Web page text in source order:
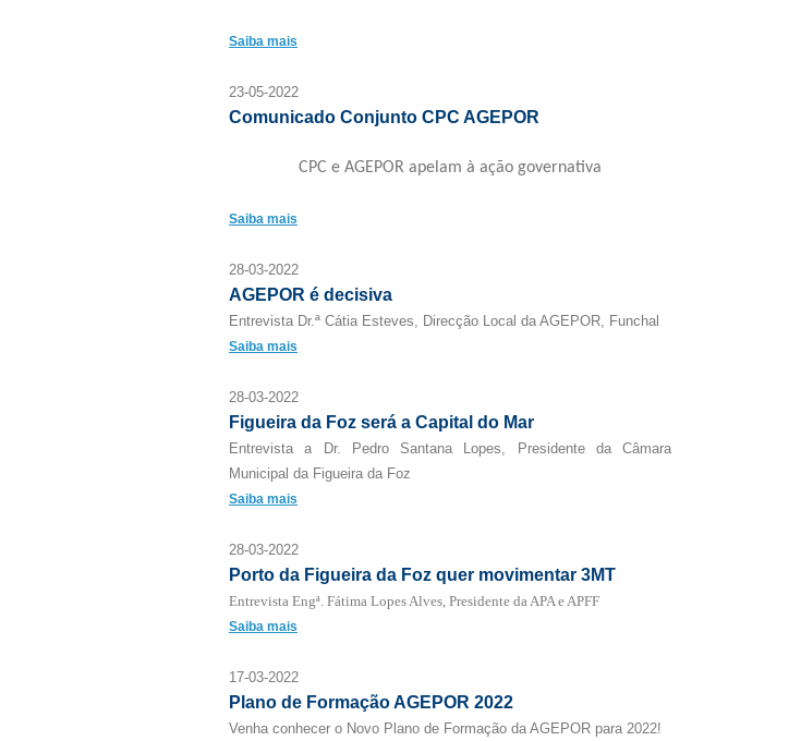
Saiba mais
23-05-2022
Comunicado Conjunto CPC AGEPOR
CPC e AGEPOR apelam à ação governativa
Saiba mais
28-03-2022
AGEPOR é decisiva
Entrevista Dr.ª Cátia Esteves, Direcção Local da AGEPOR, Funchal
Saiba mais
28-03-2022
Figueira da Foz será a Capital do Mar
Entrevista a Dr. Pedro Santana Lopes, Presidente da Câmara
Municipal da Figueira da Foz
Saiba mais
28-03-2022
Porto da Figueira da Foz quer movimentar 3MT
Entrevista Engª. Fátima Lopes Alves, Presidente da APA e APFF
Saiba mais
17-03-2022
Plano de Formação AGEPOR 2022
Venha conhecer o Novo Plano de Formação da AGEPOR para 2022!